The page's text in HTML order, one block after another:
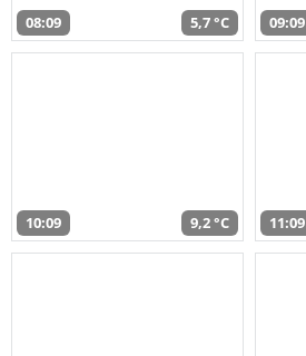
08:09 5,7 °C 09:09
10:09 9,2 °C 11:09